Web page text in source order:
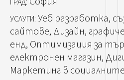
УСЛУГИ: Уеб разработка,
сайтове, Дизайн,
енд, Оптимизация за
електронен магазин,
Маркетинг в